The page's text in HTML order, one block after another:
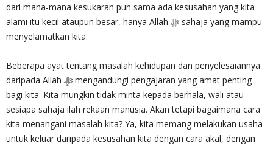
dari mana-mana kesukaran pun sama ada kesusahan yang kita
alami itu kecil ataupun besar, hanya Allah ‎ﷻ sahaja yang mampu
menyelamatkan kita.
Beberapa ayat tentang masalah kehidupan dan penyelesaiannya
daripada Allah ‎ﷻ mengandungi pengajaran yang amat penting
bagi kita. Kita mungkin tidak minta kepada berhala, wali atau
sesiapa sahaja ilah rekaan manusia. Akan tetapi bagaimana cara
kita menangani masalah kita? Ya, kita memang melakukan usaha
untuk keluar daripada kesusahan kita dengan cara akal, dengan